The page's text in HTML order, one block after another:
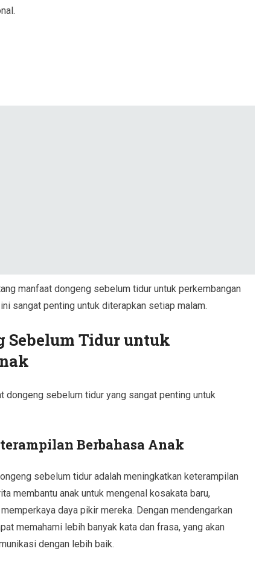
manfaat dongeng sebelum tidur untuk perkembangan
sangat penting untuk diterapkan setiap malam.
Sebelum Tidur untuk
dongeng sebelum tidur yang sangat penting untuk
Berbahasa Anak
sebelum tidur adalah meningkatkan keterampilan
membantu anak untuk mengenal kosakata baru,
daya pikir mereka. Dengan mendengarkan
memahami lebih banyak kata dan frasa, yang akan
dengan lebih baik.